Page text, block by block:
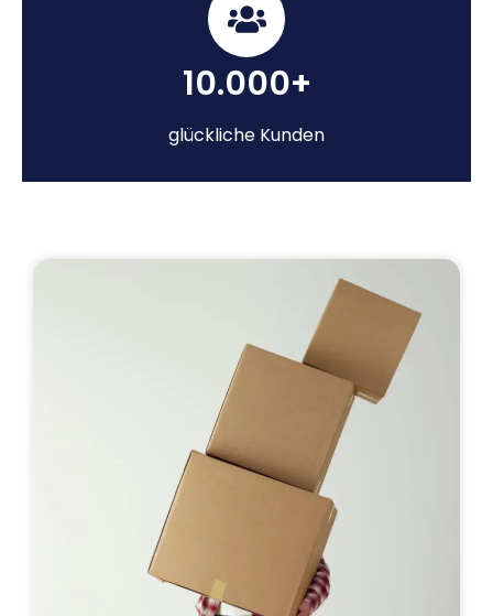
10.000+
glückliche Kunden